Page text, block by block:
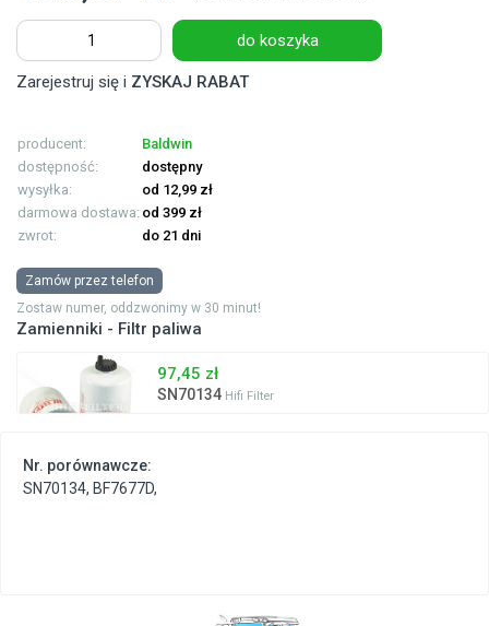
do koszyka
Zarejestruj się i ZYSKAJ RABAT
producent:
Baldwin
dostępność:
dostępny
wysyłka:
od 12,99 zł
darmowa dostawa: od 399 zł
zwrot:
do 21 dni
Zamów przez telefon
Zostaw numer, oddzwonimy w 30 minut!
Zamienniki - Filtr paliwa
97,45 zł
SN70134 Hifi Filter
Nr. porównawcze:
SN70134, BF7677D,